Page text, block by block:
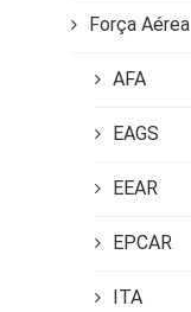
Força Aérea
AFA
EAGS
EEAR
EPCAR
ITA